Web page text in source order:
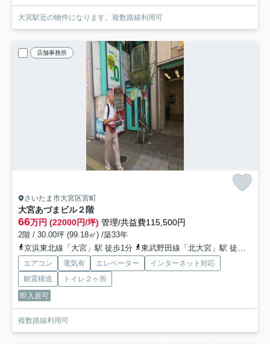
大宮駅近の物件になります。複数路線利用可
店舗事務所
さいたま市大宮区宮町
大宮あづまビル２階
66万円 (22000円/坪) 管理/共益費115,500円
2階 / 30.00坪 (99.18㎡) /築33年
京浜東北線「大宮」駅 徒歩1分
東武野田線「北大宮」駅 徒歩14分
エアコン 電気有 エレベーター
インターネット対応
耐震構造
トイレ２ヶ所
即入居可
複数路線利用可